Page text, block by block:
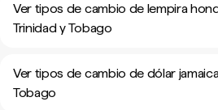
Ver tipos de cambio de lempira
Trinidad y Tobago
Ver tipos de cambio de dólar
Tobago